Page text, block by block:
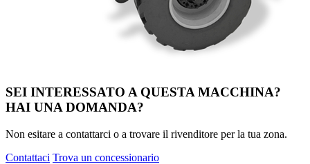
SEI INTERESSATO A QUESTA MACCHINA?
HAI UNA DOMANDA?
Non esitare a contattarci o a trovare il rivenditore per la tua zona.
Contattaci Trova un concessionario